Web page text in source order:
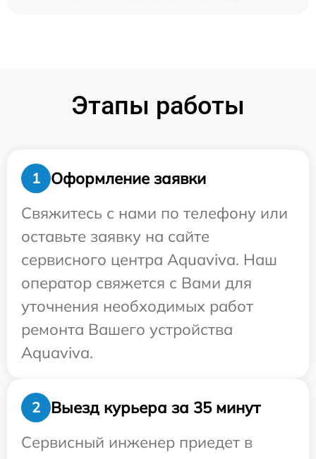
Этапы работы
1
Оформление заявки
Свяжитесь с нами по телефону или
оставьте заявку на сайте
сервисного центра Aquaviva. Наш
оператор свяжется с Вами для
уточнения необходимых работ
ремонта Вашего устройства
Aquaviva.
2
Выезд курьера за 35 минут
Сервисный инженер приедет в